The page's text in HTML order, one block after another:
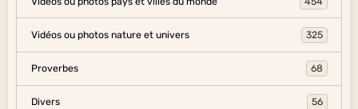
Vidéos ou photos nature et univers 325
Proverbes 68
Divers 56